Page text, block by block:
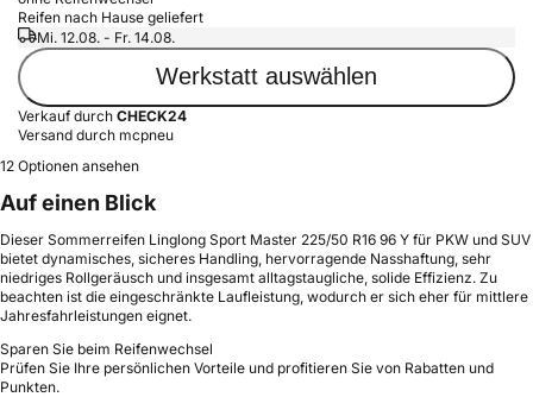
Reifen nach Hause geliefert
Mi. 12.08. - Fr. 14.08.
Werkstatt auswählen
Verkauf durch CHECK24
Versand durch mcpneu
12 Optionen ansehen
Auf einen Blick
Dieser Sommerreifen Linglong Sport Master 225/50 R16 96 Y für PKW und SUV
bietet dynamisches, sicheres Handling, hervorragende Nasshaftung, sehr
niedriges Rollgeräusch und insgesamt alltagstaugliche, solide Effizienz. Zu
beachten ist die eingeschränkte Laufleistung, wodurch er sich eher für mittlere
Jahresfahrleistungen eignet.
Sparen Sie beim Reifenwechsel
Prüfen Sie Ihre persönlichen Vorteile und profitieren Sie von Rabatten und
Punkten.